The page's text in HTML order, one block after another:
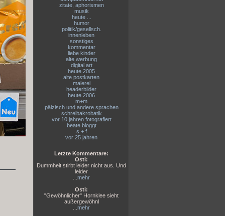
zitate, aphorismen
musik
heute ...
humor
politik/gesellsch.
innenleben
sonstiges
kommentar
liebe kinder
alte werbung
digital art
heute 2005
alte postkarten
malerei
headerbilder
heute 2006
m+m
pälzisch und andere sprachen
schreibakrobatik
vor 10 jahren fotografiert
beate bloggt
s + f
vor 25 jahren
Letzte Kommentare:
Osti:
Dummheit stirbt leider nicht aus. Und
leider
mehr
Osti:
"Gewöhnlicher" Hornklee sieht
außergewöhnl
mehr